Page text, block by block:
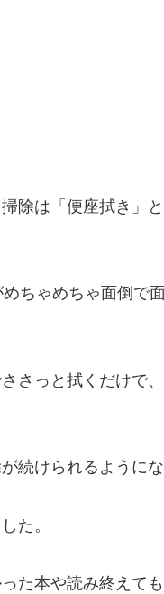
除は「便座拭き」
ちゃめちゃ面倒で
さっと拭くだけで
続けられるように
た。
た本や読み終えて